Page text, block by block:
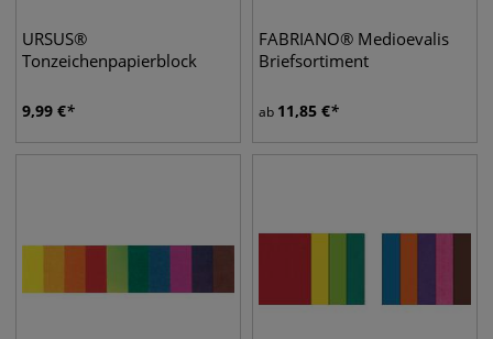
URSUS®
Tonzeichenpapierblock
9,99 €
FABRIANO® Medioevalis
Briefsortiment
ab 11,85 €